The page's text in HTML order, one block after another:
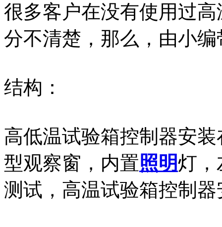
很多客户在没有使用过
分不清楚，那么，由小
结构：
高低温试验箱控制器安
型观察窗，内置照明灯，
测试，高温试验箱控制